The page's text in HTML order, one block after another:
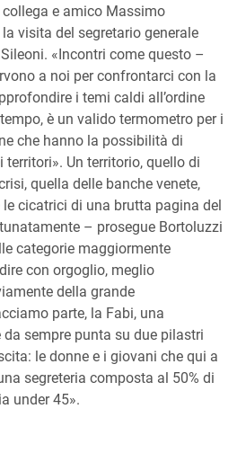
e amico Massimo
la visita del segretario generale
«Incontri come questo –
a noi per confrontarci con la
i temi caldi all’ordine
è un valido termometro per i
che hanno la possibilità di
territori». Un territorio, quello di
quella delle banche venete,
cicatrici di una brutta pagina del
– prosegue Bortoluzzi
categorie maggiormente
con orgoglio, meglio
della grande
parte, la Fabi, una
sempre punta su due pilastri
le donne e i giovani che qui a
segreteria composta al 50% di
under 45».